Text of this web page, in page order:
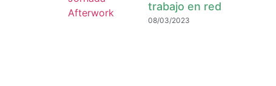
trabajo en red
08/03/2023